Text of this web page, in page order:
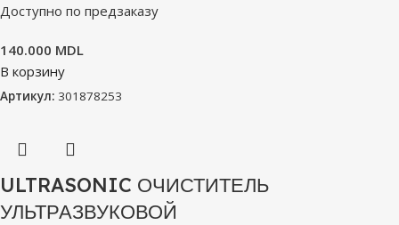
Доступно по предзаказу
140.000 MDL
В корзину
Артикул: 301878253
ULTRASONIC ОЧИСТИТЕЛЬ
УЛЬТРАЗВУКОВОЙ